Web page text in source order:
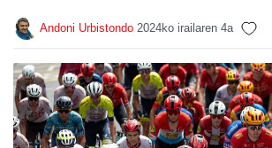
Andoni Urbistondo 2024ko irailaren 4a